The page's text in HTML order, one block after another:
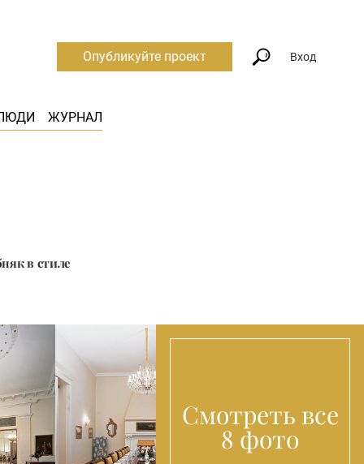
ЖУРНАЛ
Опубликуйте проект Вход
в стиле
Смотреть все
8 фото